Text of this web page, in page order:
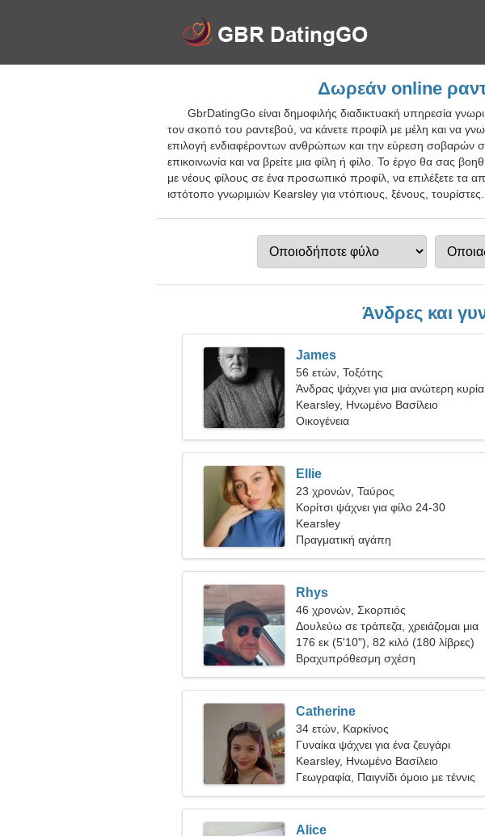
Δωρεάν online
GbrDatingGo είναι δημοφιλής διαδικτυακή υπηρεσία
τον σκοπό του ραντεβού, να κάνετε προφίλ με μέλη και να
επιλογή ενδιαφέροντων ανθρώπων και την εύρεση σοβαρών
επικοινωνία και να βρείτε μια φίλη ή φίλο. Το έργο θα σας
με νέους φίλους σε ένα προσωπικό προφίλ, να επιλέξετε τα
ιστότοπο γνωριμιών Kearsley για ντόπιους, ξένους, τουρίστες.
Άνδρες και
James
56 ετών, Τοξότης
Άνδρας ψάχνει για μια ανώτερη κυρία
Kearsley, Ηνωμένο Βασίλειο
Οικογένεια
Ellie
23 χρονών, Ταύρος
Κορίτσι ψάχνει για φίλο 24-30
Kearsley
Πραγματική αγάπη
Rhys
46 χρονών, Σκορπιός
Δουλεύω σε τράπεζα, χρειάζομαι μια
ενεργητική γυναίκα
176 εκ (5'10"), 82 κιλό (180 λίβρες)
Βραχυπρόθεσμη σχέση
Catherine
34 ετών, Καρκίνος
Γυναίκα ψάχνει για ένα ζευγάρι
Kearsley, Ηνωμένο Βασίλειο
Γεωγραφία, Παιγνίδι όμοιο με τέννις
Alice